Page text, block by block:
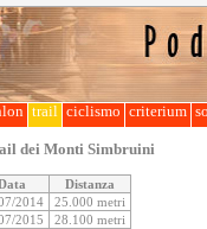
trail ciclismo criterium
dei Monti Simbruini
Distanza
2014
25.000 metri
2015
28.100 metri